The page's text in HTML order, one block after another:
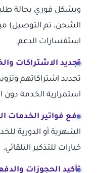
وبشكل فوري بحالة
الشحن، تم التوصيل)
استفسارات الدعم.
تجديد الاشتراكات
تجديد اشتراكاتهم
استمرارية الخدمة دون
دفع فواتير الخدمات
الشهرية أو الدورية
خيارات للتذكير التلقائي.
تأكيد الحجوزات